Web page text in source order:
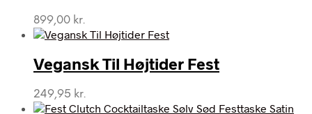
899,00 kr.
Vegansk Til Højtider Fest
249,95 kr.